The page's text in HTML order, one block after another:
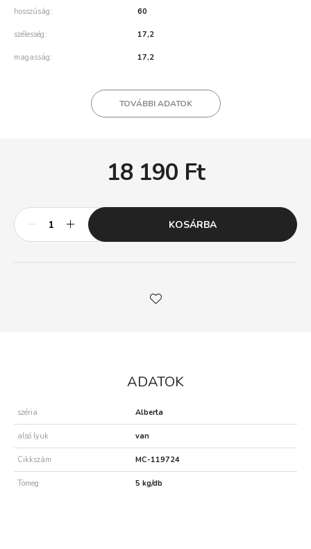
hosszúság 60
szélesség 17,2
magasság 17,2
TOVÁBBI ADATOK
18 190 Ft
KOSÁRBA
ADATOK
széria Alberta
alsó lyuk van
Cikkszám MC-119724
Tömeg 5 kg/db